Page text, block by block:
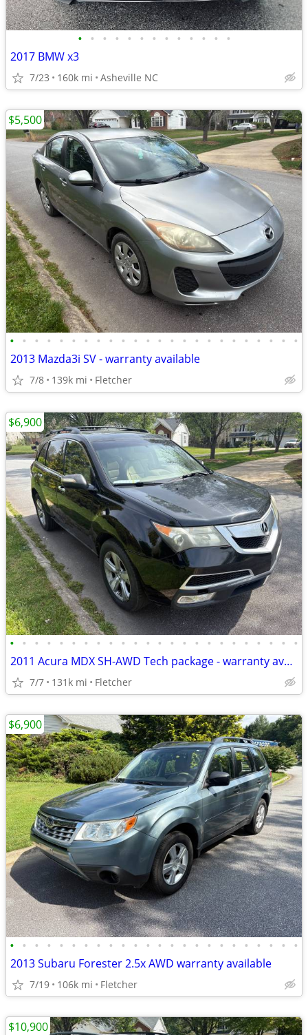
• • • • • • • • • • • • •
2017 BMW x3
7/23 160k mi Asheville NC
• • • • • • • • • • • • • • • • • • • • • • • •
2013 Mazda3i SV - warranty available
7/8 139k mi Fletcher
$5,500
• • • • • • • • • • • • • • • • • • • • • • • •
2011 Acura MDX SH-AWD Tech package - warranty available
7/7 131k mi Fletcher
$6,900
• • • • • • • • • • • • • • • • • • • • • • • •
2013 Subaru Forester 2.5x AWD warranty available
7/19 106k mi Fletcher
$6,900
$10,900